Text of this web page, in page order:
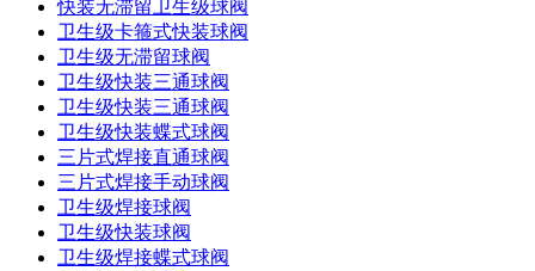
快装无滞留卫生级球阀
卫生级卡箍式快装球阀
卫生级无滞留球阀
卫生级快装三通球阀
卫生级快装三通球阀
卫生级快装蝶式球阀
三片式焊接直通球阀
三片式焊接手动球阀
卫生级焊接球阀
卫生级快装球阀
卫生级焊接蝶式球阀